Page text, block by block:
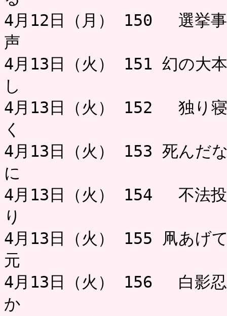
4月12日（月） 150 選挙事
声 ミャ
4月13日（火） 151 幻の大
し
4月13日（火） 152 独り寝
く
4月13日（火） 153 死んだ
に ミャ
4月13日（火） 154 不法投
り
4月13日（火） 155 凧あげ
元
4月13日（火） 156 白影忍
か